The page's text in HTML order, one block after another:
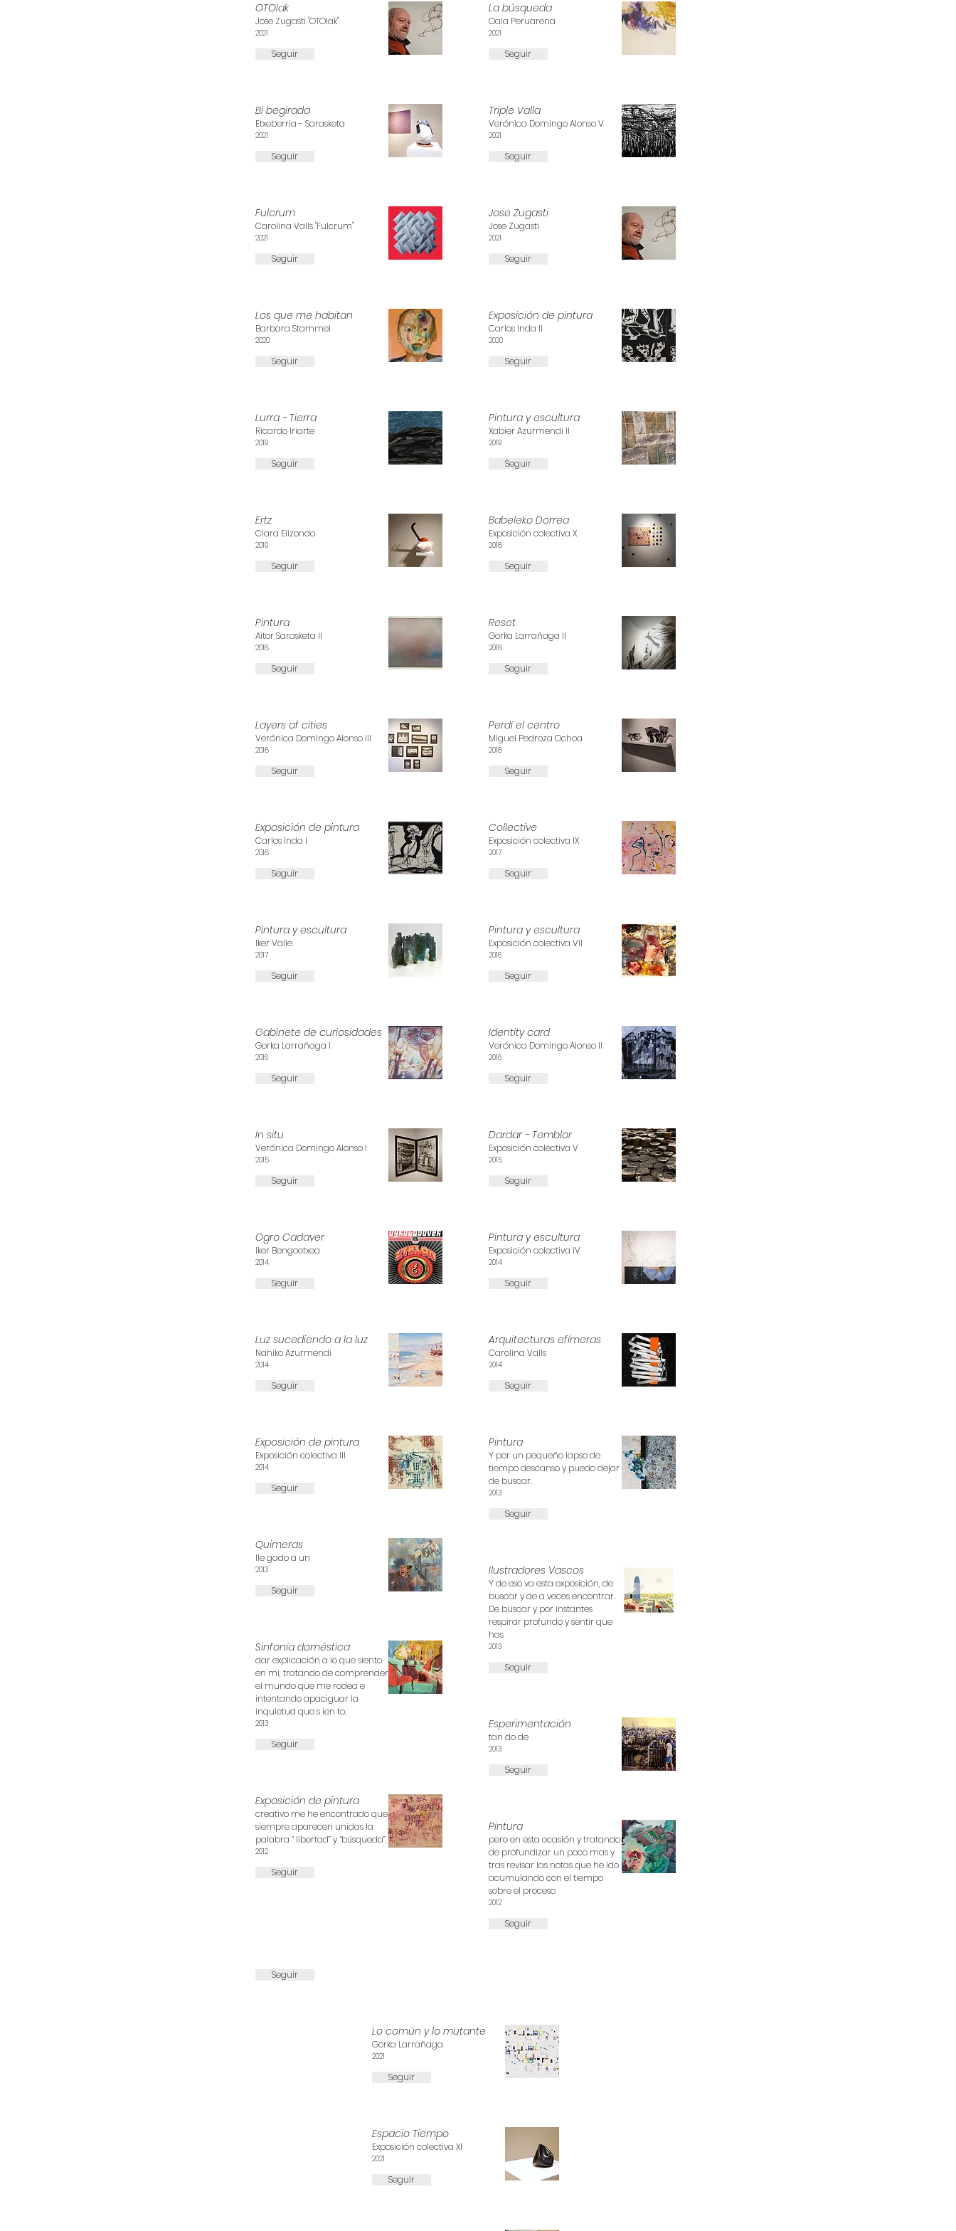
OTOIak
Jose Zugasti "OTOIak"
2021
Seguir
Bi begirada
Etxeberria - Sarasketa
2021
Seguir
Fulcrum
Carolina Valls "Fulcrum"
2021
Seguir
Los que me habitan
Barbara Stammel
2020
Seguir
Lurra - Tierra
Ricardo Iriarte
2019
Seguir
Ertz
Clara Elizondo
2019
Seguir
Pintura
Aitor Sarasketa II
2018
Seguir
Layers of cities
Verónica Domingo Alonso III
2018
Seguir
Exposición de pintura
Carlos Inda I
2018
Seguir
Pintura y escultura
Iker Valle
2017
Seguir
Gabinete de curiosidades
Gorka Larrañaga I
2016
Seguir
In situ
Verónica Domingo Alonso I
2015
Seguir
Ogro Cadaver
Iker Bengoetxea
2014
Seguir
Luz sucediendo a la luz
Nahiko Azurmendi
2014
Seguir
Exposición de pintura
Exposición colectiva III
2014
Seguir
Quimeras
lle gado a un
2013
Seguir
Sinfonía doméstica
dar explicación a lo que siento
en mi, tratando de comprender
el mundo que me rodea e
intentando apaciguar la
inquietud que s ien to.
2013
Seguir
Exposición de pintura
creativo me he encontrado que
siempre aparecen unidas la
palabra “ libertad” y “búsqueda”.
2012
Seguir
Seguir
La búsqueda
Oaia Peruarena
2021
Seguir
Triple Valla
Verónica Domingo Alonso V
2021
Seguir
Jose Zugasti
Jose Zugasti
2021
Seguir
Exposición de pintura
Carlos Inda II
2020
Seguir
Pintura y escultura
Xabier Azurmendi II
2019
Seguir
Babeleko Dorrea
Exposición colectiva X
2018
Seguir
Reset
Gorka Larrañaga II
2018
Seguir
Perdí el centro
Miguel Pedroza Ochoa
2018
Seguir
Collective
Exposición colectiva IX
2017
Seguir
Pintura y escultura
Exposición colectiva VII
2016
Seguir
Identity card
Verónica Domingo Alonso II
2016
Seguir
Dardar - Temblor
Exposición colectiva V
2015
Seguir
Pintura y escultura
Exposición colectiva IV
2014
Seguir
Arquitecturas efímeras
Carolina Valls
2014
Seguir
Pintura
Y por un pequeño lapso de
tiempo descanso y puedo dejar
de buscar.
2013
Seguir
Ilustradores Vascos
Y de eso va esta exposición, de
buscar y de a veces encontrar.
De buscar y por instantes
respirar profundo y sentir que
has
2013
Seguir
Esperimentación
tan do de
2013
Seguir
Pintura
pero en esta ocasión y tratando
de profundizar un poco mas y
tras revisar las notas que he ido
acumulando con el tiempo
sobre el proceso
2012
Seguir
Lo común y lo mutante
Gorka Larrañaga
2021
Seguir
Espacio Tiempo
Exposición colectiva XI
2021
Seguir